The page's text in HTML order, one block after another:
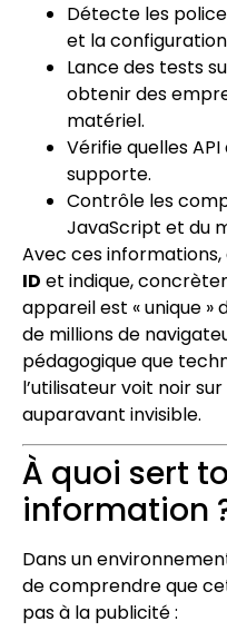
Détecte les
et la
Lance des tests
obtenir des
matériel.
Vérifie quelles
supporte.
Contrôle les
JavaScript et du
Avec ces
ID et indique,
appareil est « unique »
de millions de
pédagogique que
l’utilisateur voit noir
auparavant invisible.
À quoi sert
information
Dans un
de comprendre que
pas à la publicité :